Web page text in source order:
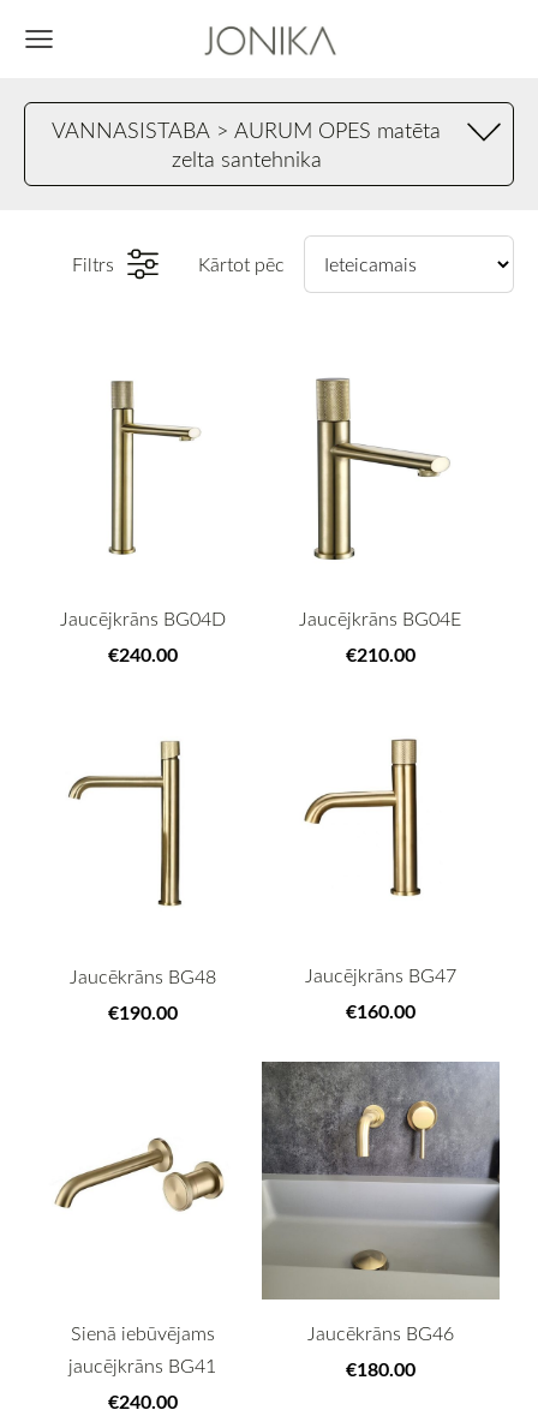
VANNASISTABA > AURUM OPES matēta
zelta santehnika
Filtrs Kārtot pēc
Jaucējkrāns BG04D
€240.00
Jaucējkrāns BG04E
€210.00
Jaucēkrāns BG48
€190.00
Jaucējkrāns BG47
€160.00
Sienā iebūvējams
jaucējkrāns BG41
€240.00
Jaucēkrāns BG46
€180.00